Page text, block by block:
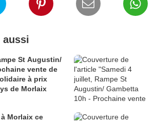
aussi
St Augustin/
vente de
à prix
de Morlaix
Morlaix ce